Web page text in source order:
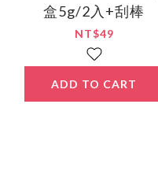
盒5g/2入+刮棒
NT$49
ADD TO CART